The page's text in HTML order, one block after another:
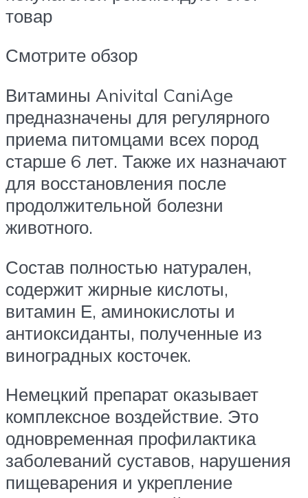
товар
Смотрите обзор
Витамины Anivital CaniAge
предназначены для регулярного
приема питомцами всех пород
старше 6 лет. Также их назначают
для восстановления после
продолжительной болезни
животного.
Состав полностью натурален,
содержит жирные кислоты,
витамин Е, аминокислоты и
антиоксиданты, полученные из
виноградных косточек.
Немецкий препарат оказывает
комплексное воздействие. Это
одновременная профилактика
заболеваний суставов, нарушения
пищеварения и укрепление